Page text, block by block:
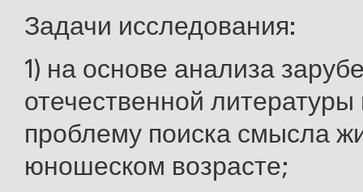
Задачи исследования:
1) на основе анализа
отечественной литературы
проблему поиска смысла
юношеском возрасте;